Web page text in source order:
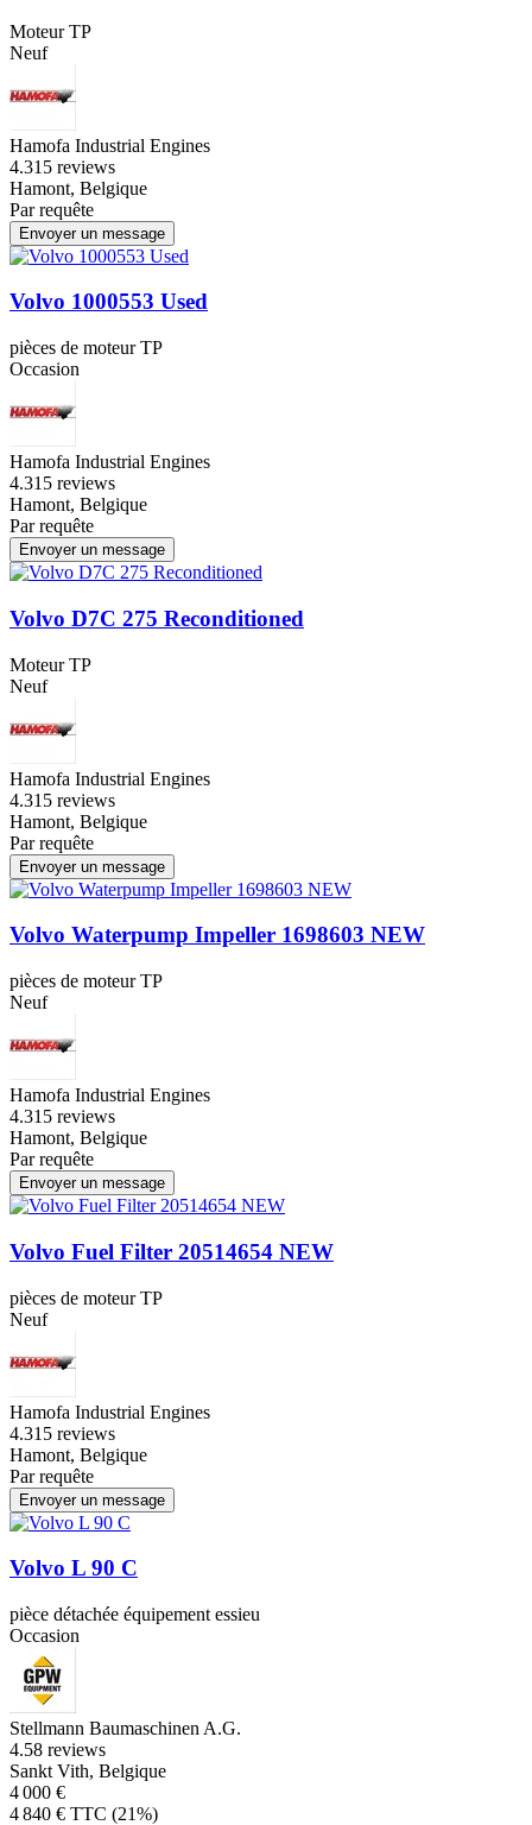
Moteur TP
Neuf
Hamofa Industrial Engines
4.315 reviews
Hamont, Belgique
Par requête
Envoyer un message
Volvo 1000553 Used
pièces de moteur TP
Occasion
Hamofa Industrial Engines
4.315 reviews
Hamont, Belgique
Par requête
Envoyer un message
Volvo D7C 275 Reconditioned
Moteur TP
Neuf
Hamofa Industrial Engines
4.315 reviews
Hamont, Belgique
Par requête
Envoyer un message
Volvo Waterpump Impeller 1698603 NEW
pièces de moteur TP
Neuf
Hamofa Industrial Engines
4.315 reviews
Hamont, Belgique
Par requête
Envoyer un message
Volvo Fuel Filter 20514654 NEW
pièces de moteur TP
Neuf
Hamofa Industrial Engines
4.315 reviews
Hamont, Belgique
Par requête
Envoyer un message
Volvo L 90 C
pièce détachée équipement essieu
Occasion
Stellmann Baumaschinen A.G.
4.58 reviews
Sankt Vith, Belgique
4 000 €
4 840 € TTC (21%)